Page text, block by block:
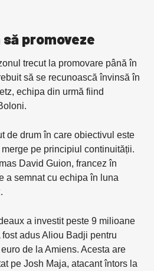
promoveze
trecut la promovare până în
să se recunoască învinsă în
echipa din urmă fiind
de drum în care obiectivul este
pe principiul continuității.
David Guion, francez în
a semnat cu echipa în luna
a investit peste 9 milioane
adus Aliou Badji pentru
de la Amiens. Acesta are
pe Josh Maja, atacant întors la